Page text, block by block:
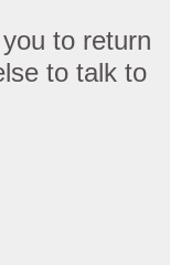
to return
to talk to